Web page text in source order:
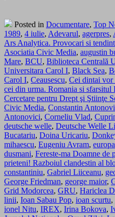
Posted in Documentare, Top
1989, 4 iulie, Adevarul, agerpres,
Ars Analytica. Provocari si
Asociatia Civic Media, augustin
Mare, BCU, Biblioteca Centrală
Universitara Carol I, Black Sea,
Carol I, Ceausescu, Cei dintai vor
cei din urma. Romania si sfarsitul
Cercetare pentru Drept şi Ştiinţe
Civic Media, Constantin
Antonovici, Corneliu Vlad,
deutsche welle, Deutsche Welle
Bucatariu, Doina Uricariu,
mihaescu, Eugeniu Avram,
dusmani, Fereste-ma Doamne de
prieteni! Razboiul clandestin al
constantiniu, Gabriel Liiceanu,
George Friedman, george maior,
Grid Modorcea, GRU, Hariclea
linii, Ioan Sabau Pop, ioan scurtu,
ionel Nitu, IREX, Irina Bokova,